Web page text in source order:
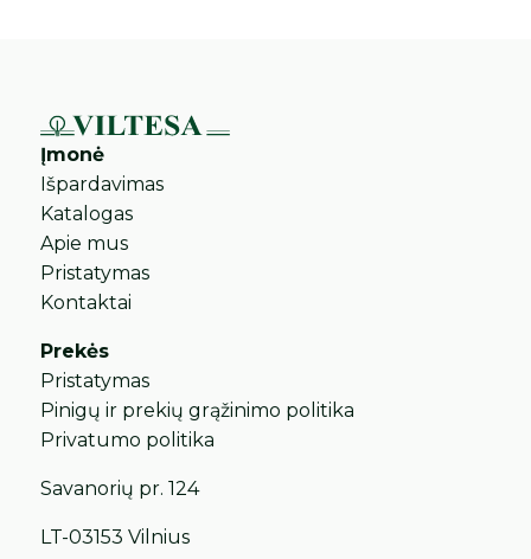
Įmonė
Išpardavimas
Katalogas
Apie mus
Pristatymas
Kontaktai
Prekės
Pristatymas
Pinigų ir prekių grąžinimo politika
Privatumo politika
Savanorių pr. 124
LT-03153 Vilnius